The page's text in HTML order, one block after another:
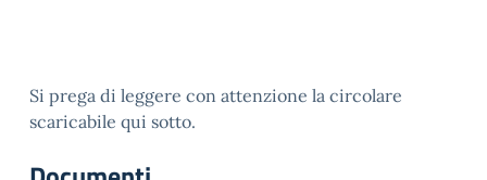
Si prega di leggere con attenzione la circolare
scaricabile qui sotto.